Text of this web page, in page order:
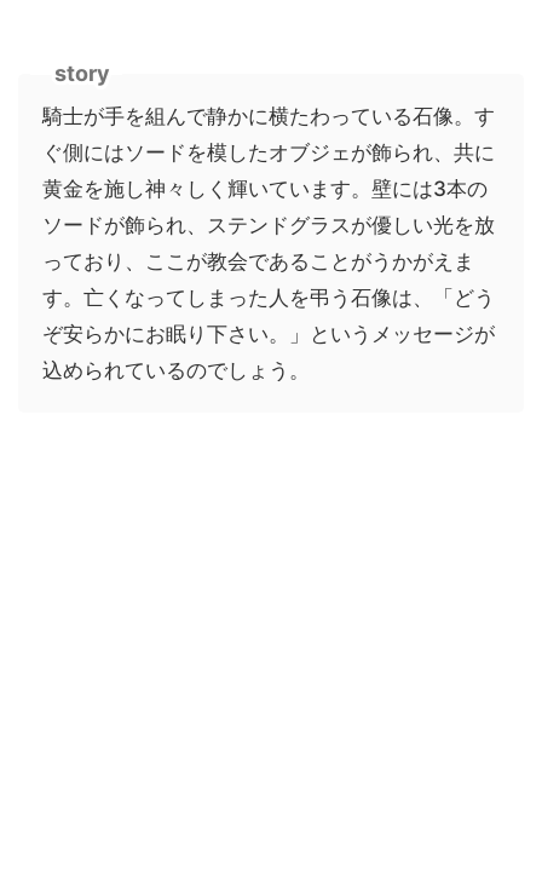
story
騎士が手を組んで静かに横たわっている石像。す
ぐ側にはソードを模したオブジェが飾られ、共に
黄金を施し神々しく輝いています。壁には3本の
ソードが飾られ、ステンドグラスが優しい光を放
っており、ここが教会であることがうかがえま
す。亡くなってしまった人を弔う石像は、「どう
ぞ安らかにお眠り下さい。」というメッセージが
込められているのでしょう。